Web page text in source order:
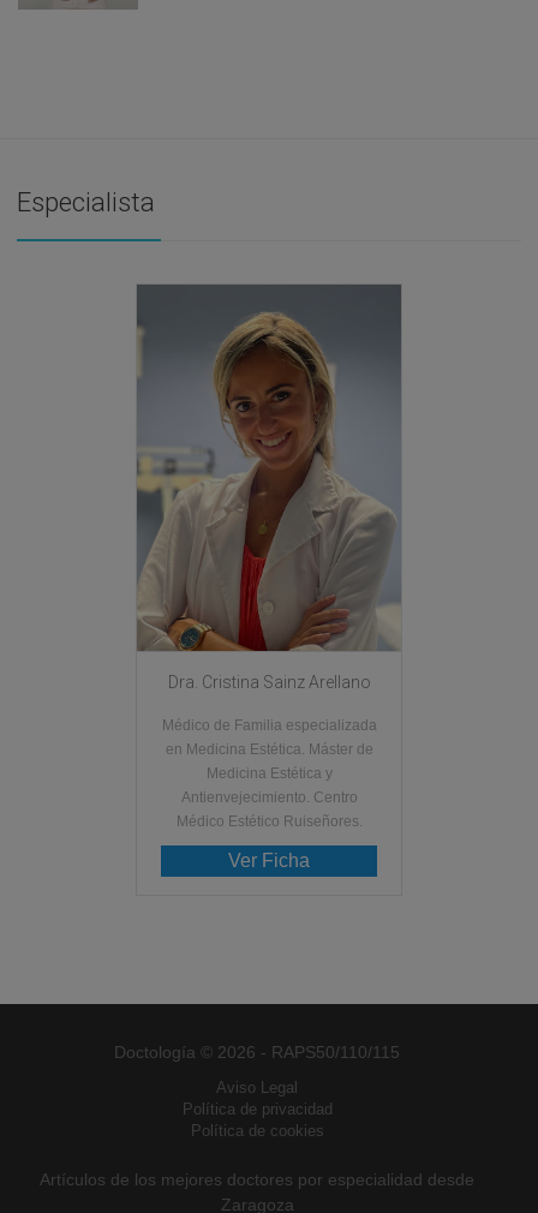
Especialista
Dra. Cristina Sainz Arellano
Médico de Familia especializada
en Medicina Estética. Máster de
Medicina Estética y
Antienvejecimiento. Centro
Médico Estético Ruiseñores.
Ver Ficha
Doctología © 2026 - RAPS50/110/115
Aviso Legal
Política de privacidad
Política de cookies
Artículos de los mejores doctores por especialidad desde
Zaragoza